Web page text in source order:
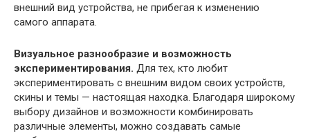
внешний вид устройства, не прибегая к изменению
самого аппарата.
Визуальное разнообразие и возможность
экспериментирования. Для тех, кто любит
экспериментировать с внешним видом своих устройств,
скины и темы — настоящая находка. Благодаря широкому
выбору дизайнов и возможности комбинировать
различные элементы, можно создавать самые